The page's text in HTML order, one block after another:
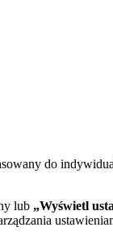
do
lub „Wyświetl